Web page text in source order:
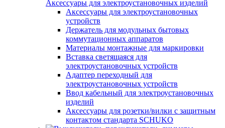
Аксессуары для электроустановочных изделий
Аксессуары для электроустановочных
устройств
Держатель для модульных бытовых
коммутационных аппаратов
Материалы монтажные для маркировки
Вставка светящаяся для
электроустановочных устройств
Адаптер переходный для
электроустановочных устройств
Ввод кабельный для электроустановочных
изделий
Аксессуары для розетки/вилки с защитным
контактом стандарта SCHUKO